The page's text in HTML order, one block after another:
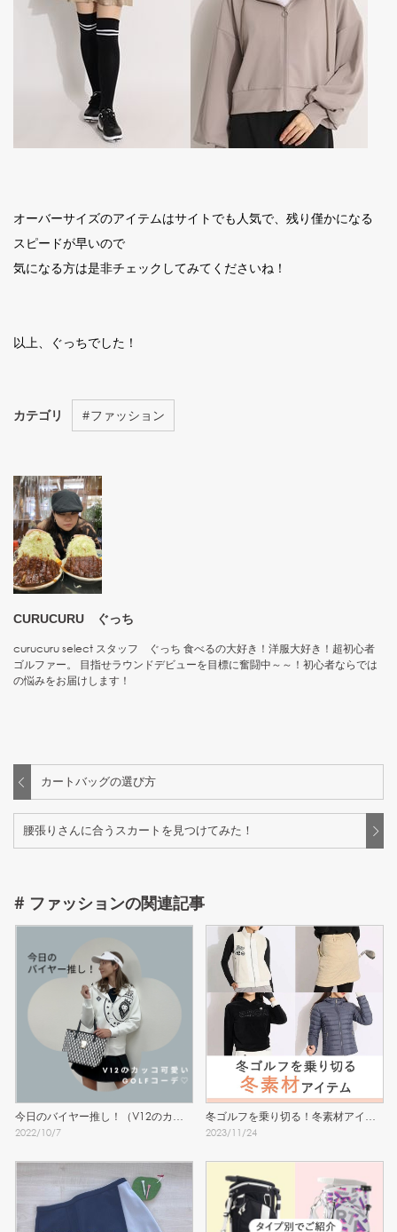
オーバーサイズのアイテムはサイトでも人気で、残り僅かになる
スピードが早いので
気になる方は是非チェックしてみてくださいね！
以上、ぐっちでした！
カテゴリ #ファッション
CURUCURU ぐっち
curucuru select スタッフ ぐっち 食べるの大好き！洋服大好き！超初心者
ゴルファー。 目指せラウンドデビューを目標に奮闘中～～！初心者ならでは
の悩みをお届けします！
カートバッグの選び方
腰張りさんに合うスカートを見つけてみた！
# ファッションの関連記事
今日のバイヤー推し！（V12のカッ
コ可愛いGOLFコーデ♡）
2022/10/7
冬ゴルフを乗り切る！冬素材アイテ
ム
2023/11/24